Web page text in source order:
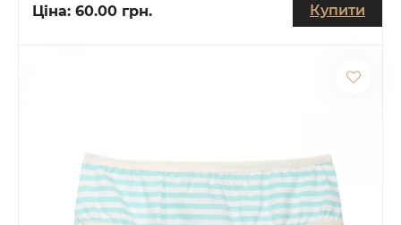
Ціна: 60.00 грн. Купити